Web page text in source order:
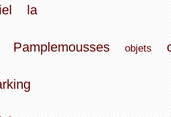
la
Pamplemousses objets